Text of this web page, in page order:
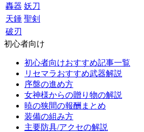
轟器 妖刀
天錘 聖剣
破刃
初心者向け
初心者向けおすすめ記事一覧
リセマラおすすめ武器解説
序盤の進め方
女神様からの贈り物の解説
暁の狭間の報酬まとめ
装備の組み方
主要防具/アクセの解説